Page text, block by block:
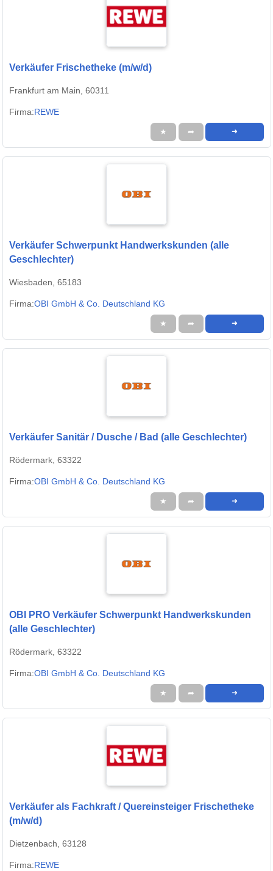
Verkäufer Frischetheke (m/w/d)
Frankfurt am Main, 60311
Firma:REWE
★ ➦ ➜
Verkäufer Schwerpunkt Handwerkskunden (alle
Geschlechter)
Wiesbaden, 65183
Firma:OBI GmbH & Co. Deutschland KG
★ ➦ ➜
Verkäufer Sanitär / Dusche / Bad (alle Geschlechter)
Rödermark, 63322
Firma:OBI GmbH & Co. Deutschland KG
★ ➦ ➜
OBI PRO Verkäufer Schwerpunkt Handwerkskunden
(alle Geschlechter)
Rödermark, 63322
Firma:OBI GmbH & Co. Deutschland KG
★ ➦ ➜
Verkäufer als Fachkraft / Quereinsteiger Frischetheke
(m/w/d)
Dietzenbach, 63128
Firma:REWE